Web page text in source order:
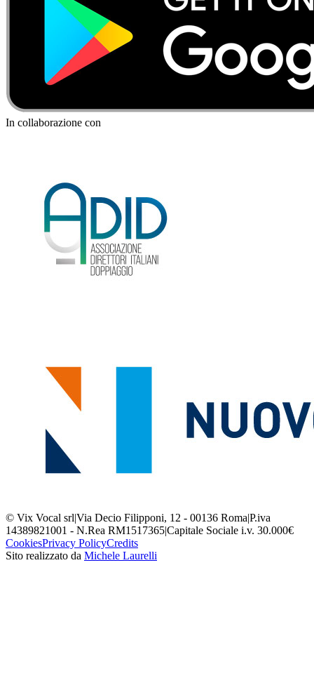
In collaborazione con
© Vix Vocal srl|Via Decio Filipponi, 12 - 00136 Roma|P.iva
14389821001 - N.Rea RM1517365|Capitale Sociale i.v. 30.000€
CookiesPrivacy PolicyCredits
Sito realizzato da Michele Laurelli